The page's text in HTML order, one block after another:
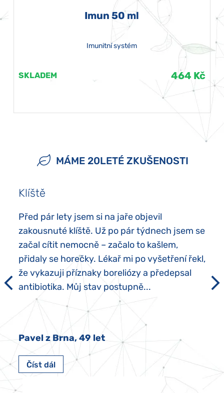
Imun 50 ml
Imunitní systém
SKLADEM 464 Kč
MÁME 20LETÉ ZKUŠENOSTI
Klíště
Před pár lety jsem si na jaře objevil
zakousnuté klíště. Už po pár týdnech jsem se
začal cítit nemocně – začalo to kašlem,
přidaly se horečky. Lékař mi po vyšetření řekl,
že vykazuji příznaky boreliózy a předepsal
antibiotika. Můj stav postupně...
Pavel z Brna, 49 let
Číst dál